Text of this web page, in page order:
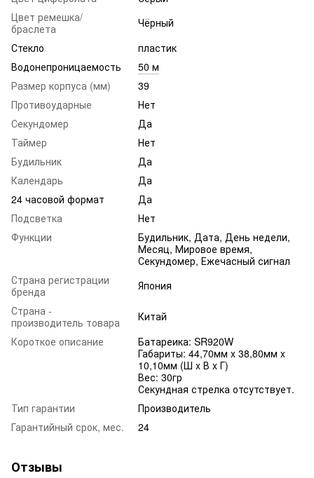
Цвет ремешка/
браслета
Чёрный
Стекло
пластик
Водонепроницаемость
50 м
Размер корпуса (мм)
39
Противоударные
Нет
Секундомер
Да
Таймер
Нет
Будильник
Да
Календарь
Да
24 часовой формат
Да
Подсветка
Нет
Функции
Будильник, Дата, День недели,
Месяц, Мировое время,
Секундомер, Ежечасный сигнал
Страна регистрации
бренда
Япония
Страна -
производитель товара
Китай
Короткое описание
Батареика: SR920W
Габариты: 44,70мм x 38,80мм x
10,10мм (Ш x В x Г)
Вес: 30гр
Секундная стрелка отсутствует.
Тип гарантии
Производитель
Гарантийный срок, мес.
24
Отзывы